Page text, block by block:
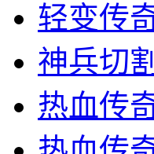
轻变传
神兵切
热血传